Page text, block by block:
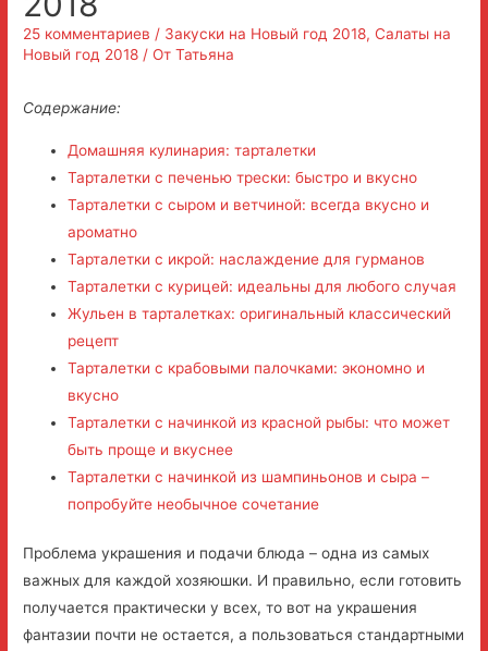
25 комментариев / Закуски на Новый год 2018,Салаты на
Новый год 2018 / ОтТатьяна
Содержание:
Домашняя кулинария: тарталетки
Тарталетки с печенью трески: быстро и вкусно
Тарталетки с сыром и ветчиной: всегда вкусно и
ароматно
Тарталетки с икрой: наслаждение для гурманов
Тарталетки с курицей: идеальны для любого случая
Жульен в тарталетках: оригинальный классический
рецепт
Тарталетки с крабовыми палочками: экономно и
вкусно
Тарталетки с начинкой из красной рыбы: что может
быть проще и вкуснее
Тарталетки с начинкой из шампиньонов и сыра –
попробуйте необычное сочетание
Проблема украшения и подачи блюда – одна из самых
важных для каждой хозяюшки. И правильно, если готовить
получается практически у всех, то вот на украшения
фантазии почти не остается, а пользоваться стандартными